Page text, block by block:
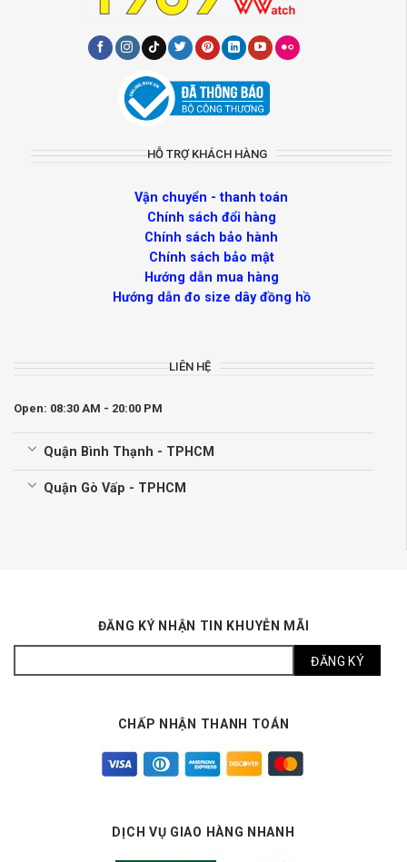
HỖ TRỢ KHÁCH HÀNG
Vận chuyển - thanh toán
Chính sách đổi hàng
Chính sách bảo hành
Chính sách bảo mật
Hướng dẫn mua hàng
Hướng dẫn đo size dây đồng hồ
LIÊN HỆ
Open: 08:30 AM - 20:00 PM
Quận Bình Thạnh - TPHCM
Quận Gò Vấp - TPHCM
ĐĂNG KÝ NHẬN TIN KHUYỄN MÃI
CHẤP NHẬN THANH TOÁN
DỊCH VỤ GIAO HÀNG NHANH